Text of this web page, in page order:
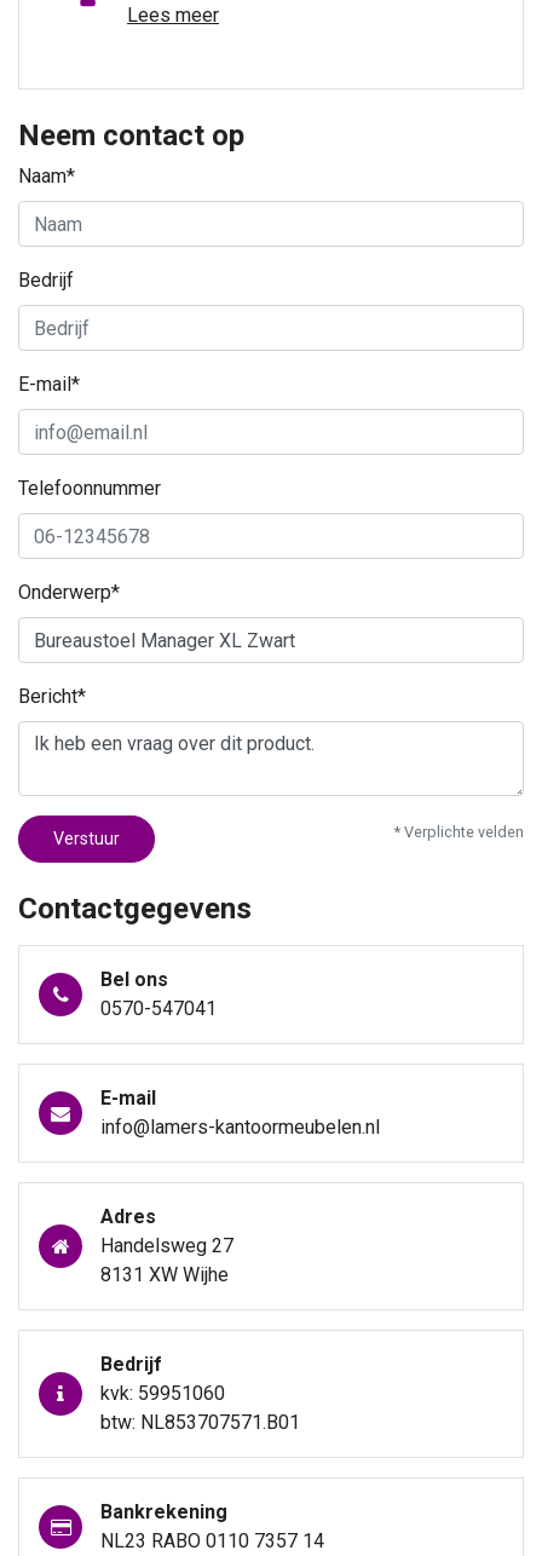
Lees meer
Neem contact op
Naam*
Bedrijf
E-mail*
Telefoonnummer
Onderwerp*
Bericht*
Verstuur * Verplichte velden
Contactgegevens
Bel ons
0570-547041
E-mail
info@lamers-kantoormeubelen.nl
Adres
Handelsweg 27
8131 XW Wijhe
Bedrijf
kvk: 59951060
btw: NL853707571.B01
Bankrekening
NL23 RABO 0110 7357 14